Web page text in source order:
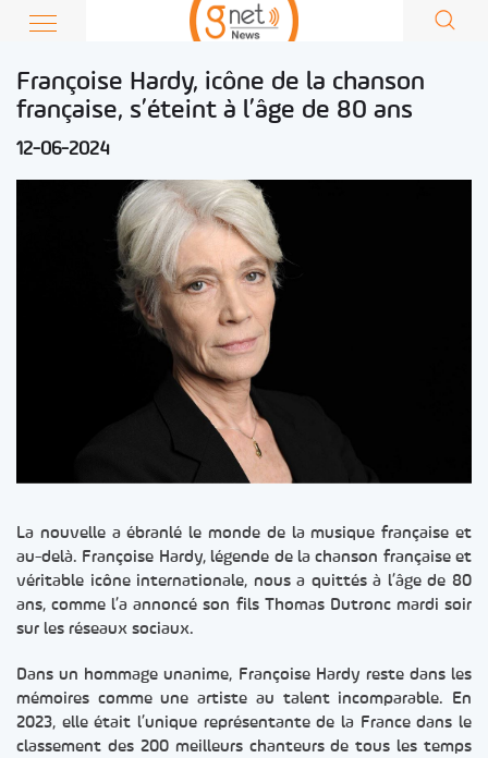
Françoise Hardy, icône de la chanson
française, s’éteint à l’âge de 80 ans
12-06-2024
La nouvelle a ébranlé le monde de la musique française et
au-delà. Françoise Hardy, légende de la chanson française et
véritable icône internationale, nous a quittés à l’âge de 80
ans, comme l’a annoncé son fils Thomas Dutronc mardi soir
sur les réseaux sociaux.
Dans un hommage unanime, Françoise Hardy reste dans les
mémoires comme une artiste au talent incomparable. En
2023, elle était l’unique représentante de la France dans le
classement des 200 meilleurs chanteurs de tous les temps